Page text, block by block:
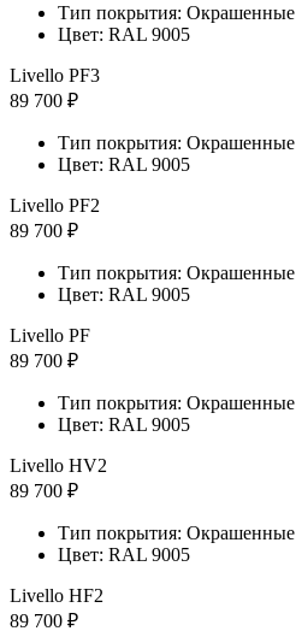
Тип покрытия: Окрашенные
Цвет: RAL 9005
Livello PF3
89 700 ₽
Тип покрытия: Окрашенные
Цвет: RAL 9005
Livello PF2
89 700 ₽
Тип покрытия: Окрашенные
Цвет: RAL 9005
Livello PF
89 700 ₽
Тип покрытия: Окрашенные
Цвет: RAL 9005
Livello HV2
89 700 ₽
Тип покрытия: Окрашенные
Цвет: RAL 9005
Livello HF2
89 700 ₽